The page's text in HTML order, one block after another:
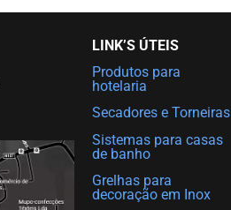
LINK’S ÚTEIS
Produtos para
hotelaria
Secadores e Torneiras
Sistemas para casas
de banho
Grelhas para
decoração em Inox